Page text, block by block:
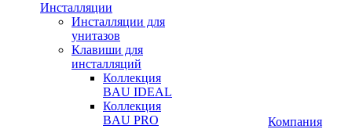
Инсталляции
Инсталляции для
унитазов
Клавиши для
инсталляций
Коллекция
BAU IDEAL
Коллекция
BAU PRO
Компания